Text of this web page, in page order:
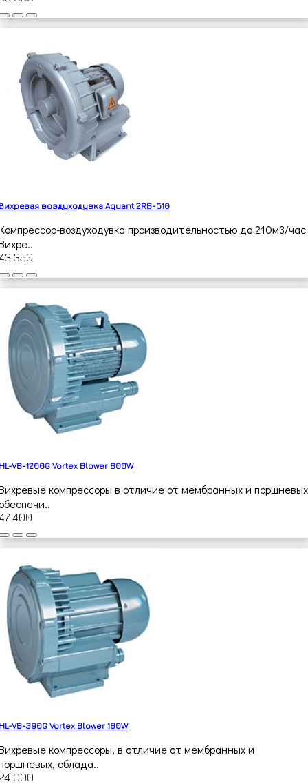
воздуходувка Aquant 2RB-510
воздуходувка производительностью до 210м3/час
350
VB-1200G Vortex Blower 600W
компрессоры в отличие от мембранных и поршневых
400
VB-390G Vortex Blower 180W
компрессоры, в отличие от мембранных и
облада..
000